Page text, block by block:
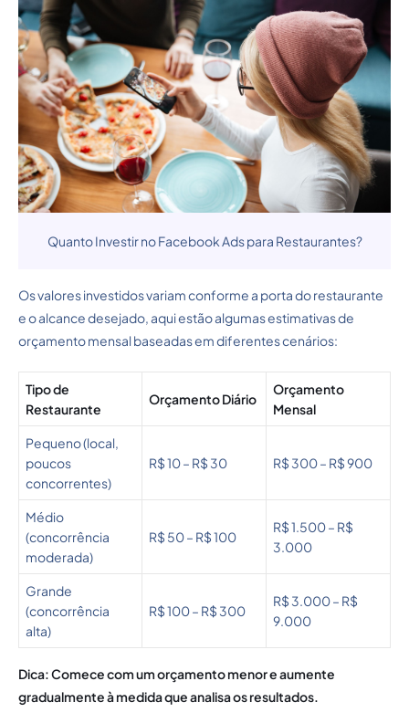
Quanto Investir no Facebook Ads para Restaurantes?
Os valores investidos variam conforme a porta do restaurante
e o alcance desejado, aqui estão algumas estimativas de
orçamento mensal baseadas em diferentes cenários:
Tipo de
Restaurante
Orçamento Diário
Orçamento
Mensal
Pequeno (local,
poucos
concorrentes)
R$ 10 – R$ 30 R$ 300 – R$ 900
Médio
(concorrência
moderada)
R$ 50 – R$ 100
R$ 1.500 – R$
3.000
Grande
(concorrência
alta)
R$ 100 – R$ 300
R$ 3.000 – R$
9.000
Dica: Comece com um orçamento menor e aumente
gradualmente à medida que analisa os resultados.